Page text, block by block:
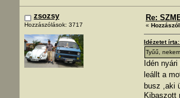
zsozsy
Hozzászólások: 3717
Re:
«
Idézetet
Tyűű,
Idén
leállt a
busz ,aki
Kibaszott